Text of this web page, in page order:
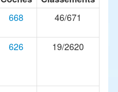
668 46/671
626 19/2620